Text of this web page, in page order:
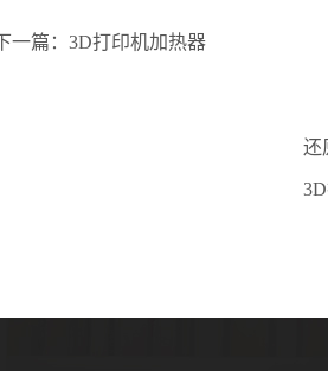
一篇： 3D打印机加热器
还